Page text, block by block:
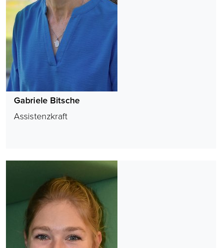
Gabriele Bitsche
Assistenzkraft